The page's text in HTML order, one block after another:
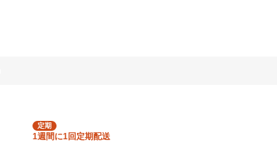
定期
1週間に1回定期配送